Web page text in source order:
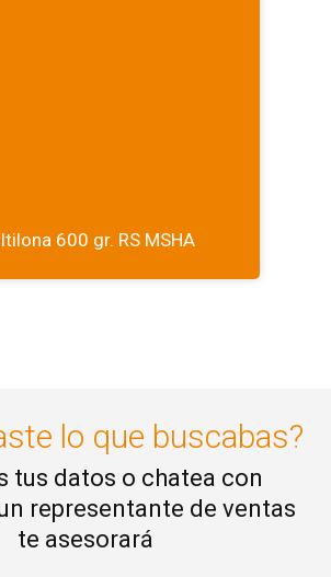
600 gr. RS MSHA
lo que buscabas?
tus datos o chatea con
representante de ventas
te asesorará